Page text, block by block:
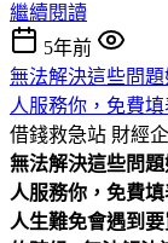
繼續閱讀
5年前
無法解決這些問
人服務你，免費
借錢救急站 財經
無法解決這些問
人服務你，免費
人生難免會遇到